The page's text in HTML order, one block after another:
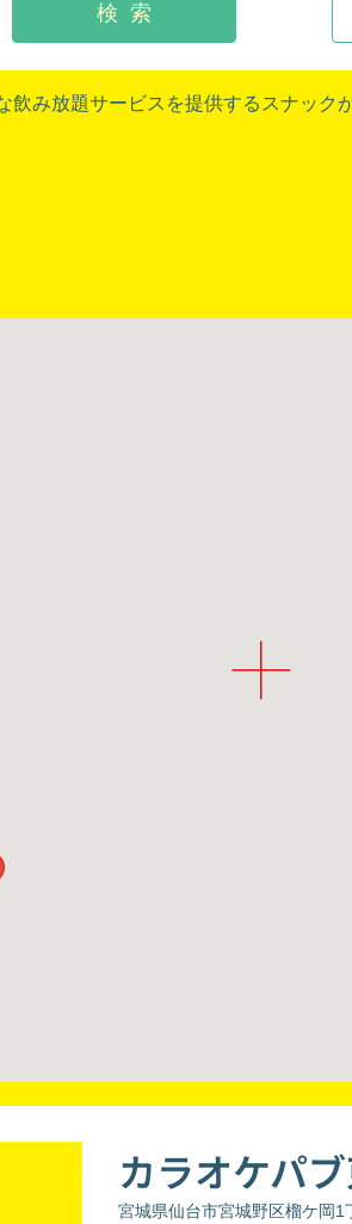
検 索
飲み放題サービスを提供するスナック
カラオケパ
宮城県仙台市宮城野区榴ケ岡